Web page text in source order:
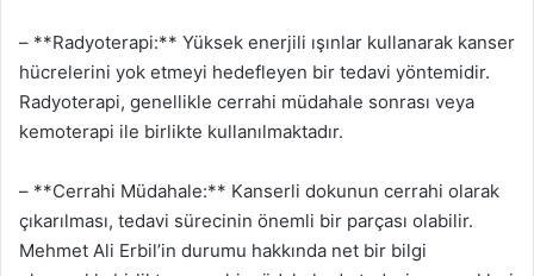
– **Radyoterapi:** Yüksek enerjili ışınlar kullanarak kanser
hücrelerini yok etmeyi hedefleyen bir tedavi yöntemidir.
Radyoterapi, genellikle cerrahi müdahale sonrası veya
kemoterapi ile birlikte kullanılmaktadır.
– **Cerrahi Müdahale:** Kanserli dokunun cerrahi olarak
çıkarılması, tedavi sürecinin önemli bir parçası olabilir.
Mehmet Ali Erbil’in durumu hakkında net bir bilgi